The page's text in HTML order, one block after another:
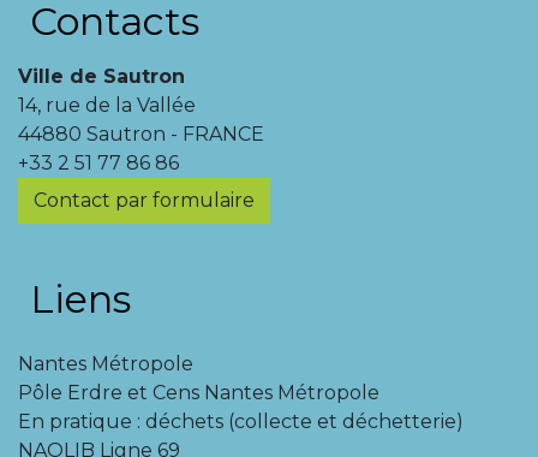
Contacts
Ville de Sautron
14, rue de la Vallée
44880 Sautron - FRANCE
+33 2 51 77 86 86
Contact par formulaire
Liens
Nantes Métropole
Pôle Erdre et Cens Nantes Métropole
En pratique : déchets (collecte et déchetterie)
NAOLIB Ligne 69